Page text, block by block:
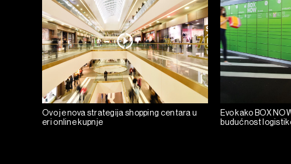
Ovo je nova strategija shopping centara u
eri online kupnje
Evo kako BOX
budućnost